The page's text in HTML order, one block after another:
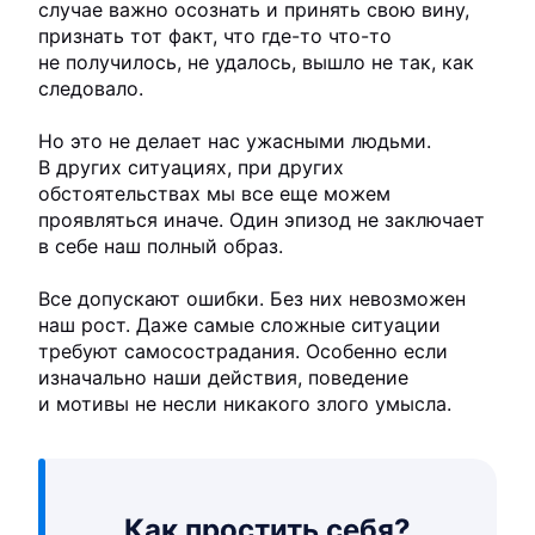
случае важно осознать и принять свою вину,
признать тот факт, что где-то что-то
не получилось, не удалось, вышло не так, как
следовало.
Но это не делает нас ужасными людьми.
В других ситуациях, при других
обстоятельствах мы все еще можем
проявляться иначе. Один эпизод не заключает
в себе наш полный образ.
Все допускают ошибки. Без них невозможен
наш рост. Даже самые сложные ситуации
требуют самосострадания. Особенно если
изначально наши действия, поведение
и мотивы не несли никакого злого умысла.